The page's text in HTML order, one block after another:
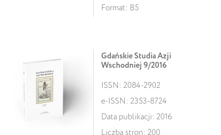
Format: B5
Gdańskie Studia Azji
Wschodniej 9/2016
ISSN: 2084-2902
e-ISSN: 2353-8724
Data publikacji: 2016
Liczba stron: 200